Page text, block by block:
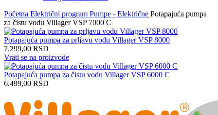
Početna Električni program Pumpe - Električne Potapajuća pumpa
za čistu vodu Villager VSP 7000 C
Potapajuća pumpa za prljavu vodu Villager VSP 8000
7.299,00 RSD
Vrati se na proizvode
Potapajuća pumpa za čistu vodu Villager VSP 6000 C
6.499,00 RSD